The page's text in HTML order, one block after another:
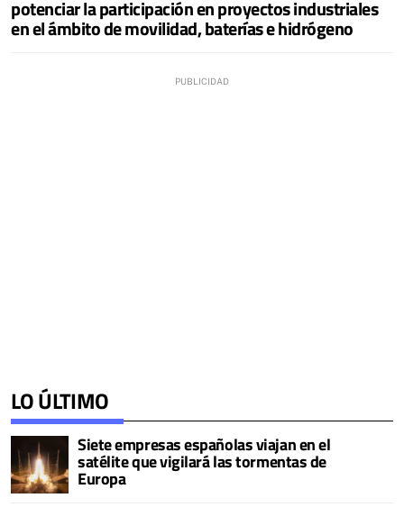
potenciar la participación en proyectos industriales
en el ámbito de movilidad, baterías e hidrógeno
LO ÚLTIMO
Siete empresas españolas viajan en el
satélite que vigilará las tormentas de
Europa